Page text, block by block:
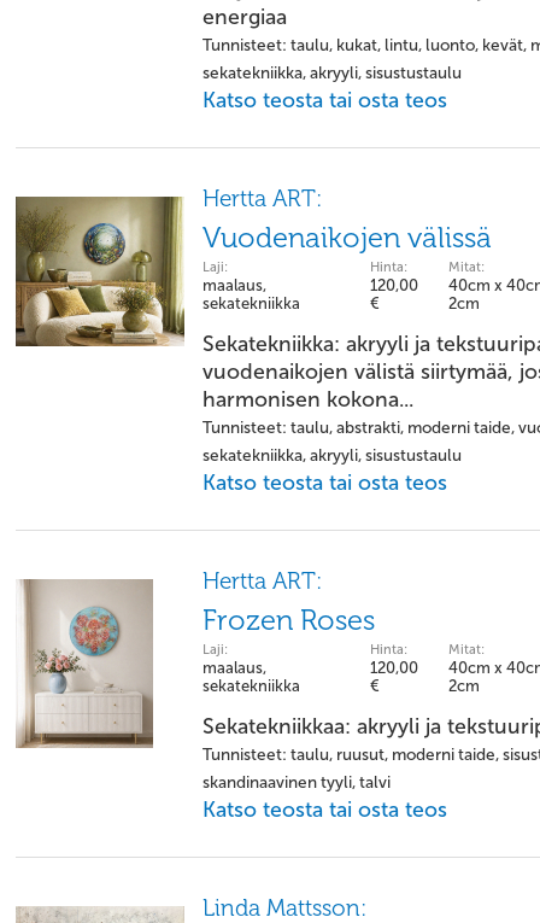
energiaa
Tunnisteet: taulu, kukat, lintu, luonto, kevät,
sekatekniikka, akryyli, sisustustaulu
Katso teosta tai osta teos
Hertta ART:
Vuodenaikojen välissä
Laji:
maalaus,
sekatekniikka
Hinta:
120,00
€
Mitat:
40cm x
2cm
Sekatekniikka: akryyli ja
vuodenaikojen välistä siirtymää,
harmonisen kokona...
Tunnisteet: taulu, abstrakti, moderni taide,
sekatekniikka, akryyli, sisustustaulu
Katso teosta tai osta teos
Hertta ART:
Frozen Roses
Laji:
maalaus,
sekatekniikka
Hinta:
120,00
€
Mitat:
40cm x
2cm
Sekatekniikkaa: akryyli ja
Tunnisteet: taulu, ruusut, moderni taide,
skandinaavinen tyyli, talvi
Katso teosta tai osta teos
Linda Mattsson: